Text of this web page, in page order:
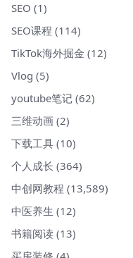
SEO (1)
SEO课程 (114)
TikTok海外掘金 (12)
Vlog (5)
youtube笔记 (62)
三维动画 (2)
下载工具 (10)
个人成长 (364)
中创网教程 (13,589)
中医养生 (12)
书籍阅读 (13)